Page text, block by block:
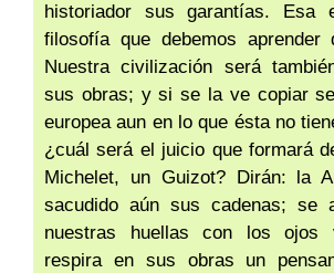
historiador sus garantías. Esa
filosofía que debemos aprender
Nuestra civilización será
sus obras; y si se la ve copiar
europea aun en lo que ésta no
¿cuál será el juicio que formará
Michelet, un Guizot? Dirán: la
sacudido aún sus cadenas; se
nuestras huellas con los ojos
respira en sus obras un